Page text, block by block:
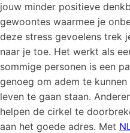
jouw minder positieve
gewoontes waarmee je
deze stress gevoelens trek
naar je toe. Het werkt als
sommige personen is een
genoeg om adem te
leven te gaan staan.
helpen de cirkel te
aan het goede adres. Met